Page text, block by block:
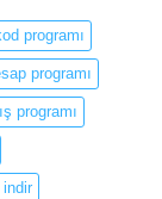
programı
programı
programı
indir